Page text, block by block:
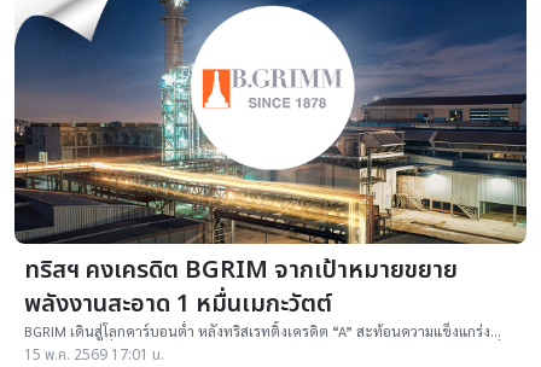
ทริสฯ คงเครดิต BGRIM จากเป้าหมายขยาย
พลังงานสะอาด 1 หมื่นเมกะวัตต์
BGRIM เดินสู่โลกคาร์บอนต่ำ หลังทริสเรทติ้งเครดิต “A” สะท้อนความแข็งแกร่ง
กระแสเงินสดมั่นคง พร้อมลงทุนพลังงานหมุนเวียน ดาต้าเซ็นเตอร์ และแบตเตอรี่
15 พ.ค. 2569 17:01 น.